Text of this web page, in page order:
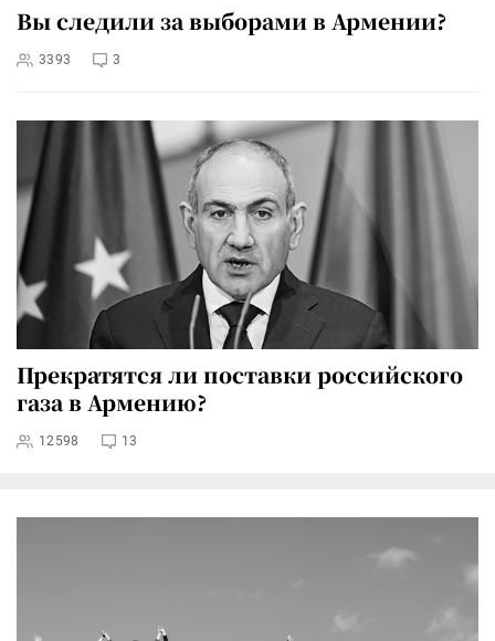
Вы следили за выборами в Армении?
3393 3
Прекратятся ли поставки российского
газа в Армению?
12598 13